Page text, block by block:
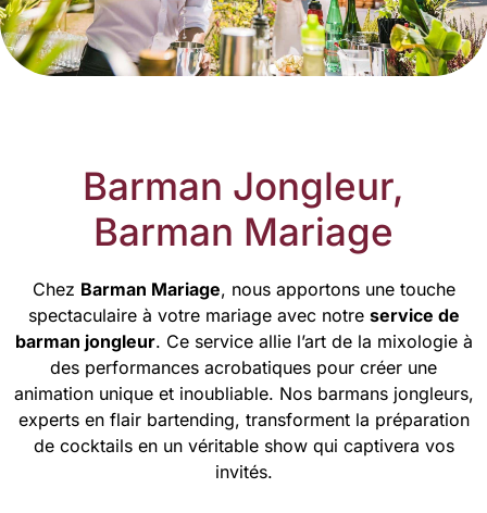
Barman Jongleur,
Barman Mariage
Chez Barman Mariage, nous apportons une touche
spectaculaire à votre mariage avec notre service de
barman jongleur. Ce service allie l’art de la mixologie à
des performances acrobatiques pour créer une
animation unique et inoubliable. Nos barmans jongleurs,
experts en flair bartending, transforment la préparation
de cocktails en un véritable show qui captivera vos
invités.